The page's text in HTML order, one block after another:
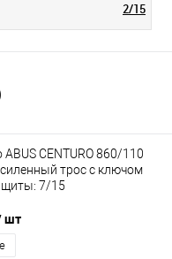
2/15
CENTURO 860/110
трос с ключом
7/15
шт